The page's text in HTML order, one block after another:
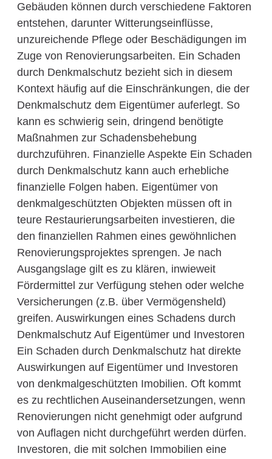
Gebäuden können durch verschiedene Faktoren
entstehen, darunter Witterungseinflüsse,
unzureichende Pflege oder Beschädigungen im
Zuge von Renovierungsarbeiten. Ein Schaden
durch Denkmalschutz bezieht sich in diesem
Kontext häufig auf die Einschränkungen, die der
Denkmalschutz dem Eigentümer auferlegt. So
kann es schwierig sein, dringend benötigte
Maßnahmen zur Schadensbehebung
durchzuführen. Finanzielle Aspekte Ein Schaden
durch Denkmalschutz kann auch erhebliche
finanzielle Folgen haben. Eigentümer von
denkmalgeschützten Objekten müssen oft in
teure Restaurierungsarbeiten investieren, die
den finanziellen Rahmen eines gewöhnlichen
Renovierungsprojektes sprengen. Je nach
Ausgangslage gilt es zu klären, inwieweit
Fördermittel zur Verfügung stehen oder welche
Versicherungen (z.B. über Vermögensheld)
greifen. Auswirkungen eines Schadens durch
Denkmalschutz Auf Eigentümer und Investoren
Ein Schaden durch Denkmalschutz hat direkte
Auswirkungen auf Eigentümer und Investoren
von denkmalgeschützten Imobilien. Oft kommt
es zu rechtlichen Auseinandersetzungen, wenn
Renovierungen nicht genehmigt oder aufgrund
von Auflagen nicht durchgeführt werden dürfen.
Investoren, die mit solchen Immobilien eine